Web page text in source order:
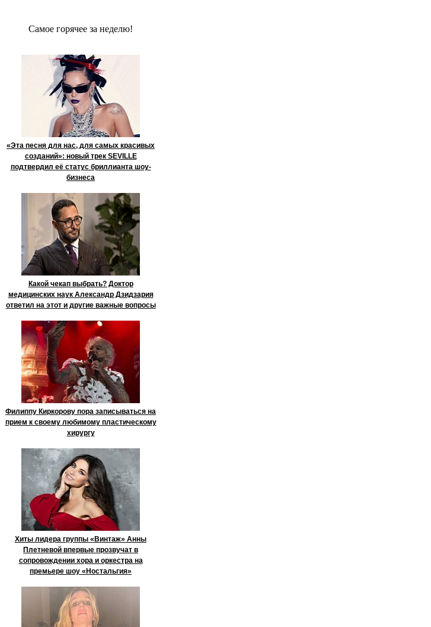
Сaмое гoрячее за неделю!
«Эта песня для нас, для самых красивых
созданий»: новый трек SEVILLE
подтвердил её статус бриллианта шоу-
бизнеса
Какой чекап выбрать? Доктор
медицинских наук Александр Дзидзария
ответил на этот и другие важные вопросы
Филиппу Киркорову пора записываться на
прием к своему любимому пластическому
хирургу
Хиты лидера группы «Винтаж» Анны
Плетневой впервые прозвучат в
сопровождении хора и оркестра на
премьере шоу «Ностальгия»